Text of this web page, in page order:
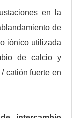
en la
de
iónico utilizada
de calcio y
catión fuerte en